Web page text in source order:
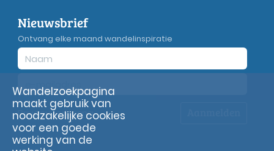
Nieuwsbrief
Ontvang elke maand wandelinspiratie
Privacyverklaring
Wandelzoekpagina
maakt gebruik van
noodzakelijke cookies
voor een goede
werking van de